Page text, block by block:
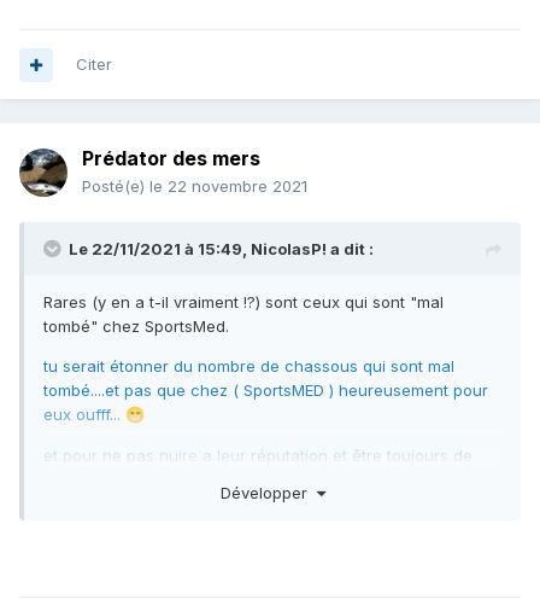
Citer
Prédator des mers
Posté(e) le 22 novembre 2021
Le 22/11/2021 à 15:49, NicolasP! a dit :
Rares (y en a t-il vraiment !?) sont ceux qui sont "mal
tombé" chez SportsMed.
tu serait étonner du nombre de chassous qui sont mal
tombé....et pas que chez ( SportsMED ) heureusement pour
eux oufff... 😁
et pour ne pas nuire a leur réputation et être toujours de
Développer